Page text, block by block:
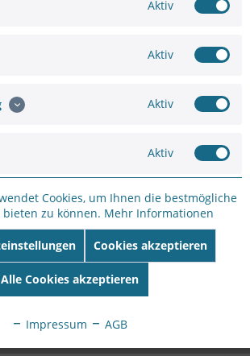
Bewerten
WH8FBC1A4
VIVOTEK
4710469356797
Aktiv
Aktiv
Aktiv
Aktiv
Cookies, um Ihnen die bestmögliche
zu können. Mehr Informationen
Cookies akzeptieren
Alle Cookies akzeptieren
Impressum AGB